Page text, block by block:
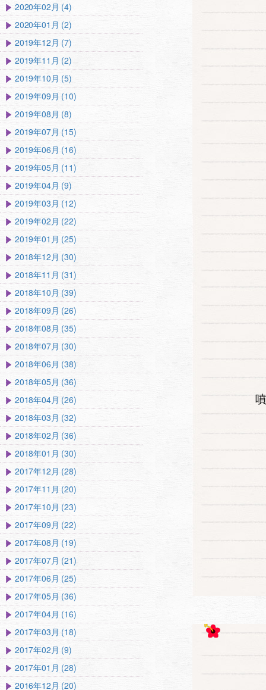
2020年02月 (4)
2020年01月 (2)
2019年12月 (7)
2019年11月 (2)
2019年10月 (5)
2019年09月 (10)
2019年08月 (8)
2019年07月 (15)
2019年06月 (16)
2019年05月 (11)
2019年04月 (9)
2019年03月 (12)
2019年02月 (22)
2019年01月 (25)
2018年12月 (30)
2018年11月 (31)
2018年10月 (39)
2018年09月 (26)
2018年08月 (35)
2018年07月 (30)
2018年06月 (38)
2018年05月 (36)
2018年04月 (26)
2018年03月 (32)
2018年02月 (36)
2018年01月 (30)
2017年12月 (28)
2017年11月 (20)
2017年10月 (23)
2017年09月 (22)
2017年08月 (19)
2017年07月 (21)
2017年06月 (25)
2017年05月 (36)
2017年04月 (16)
2017年03月 (18)
2017年02月 (9)
2017年01月 (28)
2016年12月 (20)